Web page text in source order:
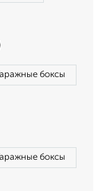
боксы
боксы